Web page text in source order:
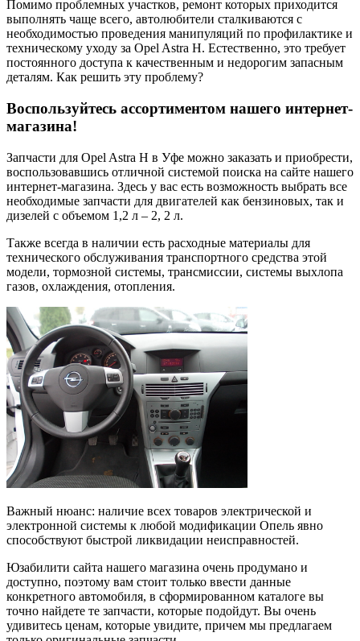
Помимо проблемных участков, ремонт которых приходится
выполнять чаще всего, автолюбители сталкиваются с
необходимостью проведения манипуляций по профилактике и
техническому уходу за Opel Astra H. Естественно, это требует
постоянного доступа к качественным и недорогим запасным
деталям. Как решить эту проблему?
Воспользуйтесь ассортиментом нашего интернет-
магазина!
Запчасти для Opel Astra H в Уфе можно заказать и приобрести,
воспользовавшись отличной системой поиска на сайте нашего
интернет-магазина. Здесь у вас есть возможность выбрать все
необходимые запчасти для двигателей как бензиновых, так и
дизелей с объемом 1,2 л – 2, 2 л.
Также всегда в наличии есть расходные материалы для
технического обслуживания транспортного средства этой
модели, тормозной системы, трансмиссии, системы выхлопа
газов, охлаждения, отопления.
Важный нюанс: наличие всех товаров электрической и
электронной системы к любой модификации Опель явно
способствуют быстрой ликвидации неисправностей.
Юзабилити сайта нашего магазина очень продумано и
доступно, поэтому вам стоит только ввести данные
конкретного автомобиля, в сформированном каталоге вы
точно найдете те запчасти, которые подойдут. Вы очень
удивитесь ценам, которые увидите, причем мы предлагаем